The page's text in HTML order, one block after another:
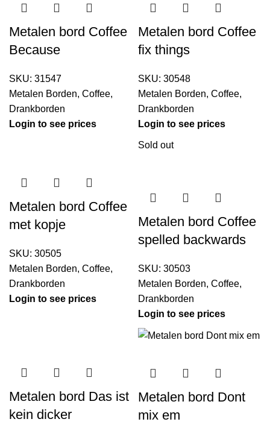
Metalen bord Coffee
Because
SKU: 31547
Metalen Borden, Coffee,
Drankborden
Login to see prices
Metalen bord Coffee
fix things
SKU: 30548
Metalen Borden, Coffee,
Drankborden
Login to see prices
Metalen bord Coffee
met kopje
SKU: 30505
Metalen Borden, Coffee,
Drankborden
Login to see prices
Sold out
Metalen bord Coffee
spelled backwards
SKU: 30503
Metalen Borden, Coffee,
Drankborden
Login to see prices
Metalen bord Das ist
kein dicker
Metalen bord Dont
mix em